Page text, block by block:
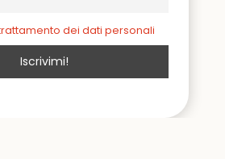
dei dati personali